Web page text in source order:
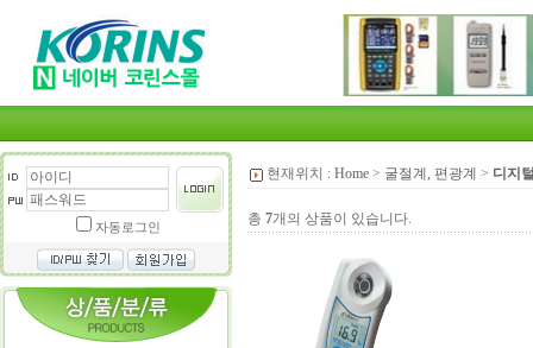
자동로그인
현재위치 : Home > 굴절계, 편광계 > 디지
총 7개의 상품이 있습니다.